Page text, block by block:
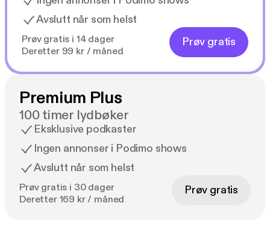
Avslutt når som helst
Prøv gratis i 14 dager
Deretter 99 kr / måned
Prøv gratis
Premium Plus
100 timer lydbøker
Eksklusive podkaster
Ingen annonser i Podimo shows
Avslutt når som helst
Prøv gratis i 30 dager
Deretter 169 kr / måned
Prøv gratis